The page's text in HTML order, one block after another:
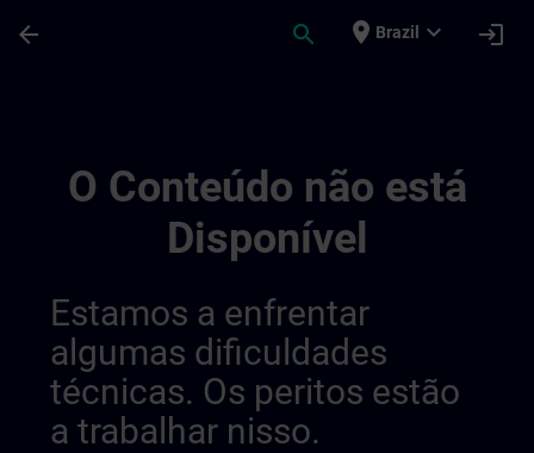
arrow_back search place Brazil expand_more login
O Conteúdo não está
Disponível
Estamos a enfrentar
algumas dificuldades
técnicas. Os peritos estão
a trabalhar nisso.